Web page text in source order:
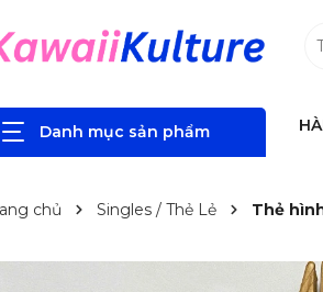
Danh mục sản phẩm
chủ Singles / Thẻ Lẻ Thẻ